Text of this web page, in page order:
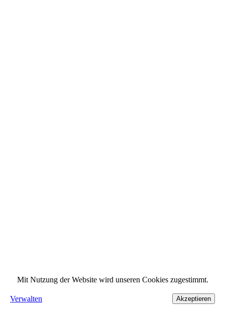
Mit Nutzung der Website wird unseren Cookies zugestimmt.
Verwalten Akzeptieren